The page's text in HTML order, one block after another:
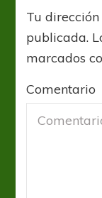
Tu
publicada.
marcados
Comentario